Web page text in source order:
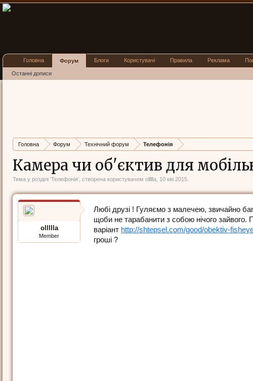
Головна Форум Технічний форум Телефонія
Камера чи об'єктив для
Тема у розділі 'Телефонія', створена користувачем ollllla 10 кві 2015
ollllla
Member
Любі друзі ! Гуляємо з малечею, звичайно
щоби не тарабанити з собою нічого
варіант http://shtepsel.com/good/obektiv-
гроші ?
Головна Форум
Останні дописи
Блоги Користувачі Правила Реклама